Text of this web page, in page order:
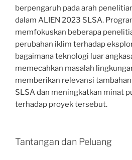
berpengaruh pada arah
dalam ALIEN 2023 SLSA.
memfokuskan beberapa
perubahan iklim terhadap
bagaimana teknologi luar
memecahkan masalah
memberikan relevansi
SLSA dan meningkatkan minat
terhadap proyek tersebut.
Tantangan dan Peluang